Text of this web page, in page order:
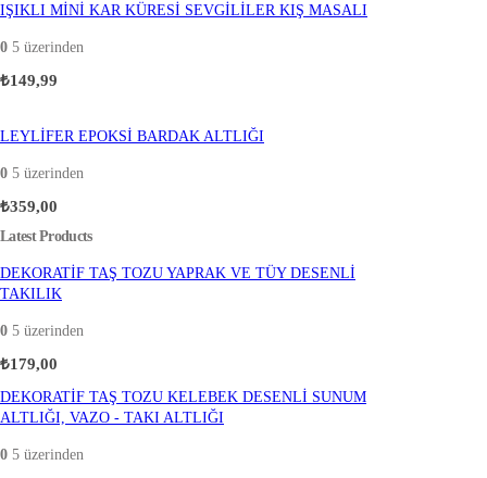
IŞIKLI MİNİ KAR KÜRESİ SEVGİLİLER KIŞ MASALI
0 5 üzerinden
₺149,99
LEYLİFER EPOKSİ BARDAK ALTLIĞI
0 5 üzerinden
₺359,00
Latest Products
DEKORATİF TAŞ TOZU YAPRAK VE TÜY DESENLİ
TAKILIK
0 5 üzerinden
₺179,00
DEKORATİF TAŞ TOZU KELEBEK DESENLİ SUNUM
ALTLIĞI, VAZO - TAKI ALTLIĞI
0 5 üzerinden